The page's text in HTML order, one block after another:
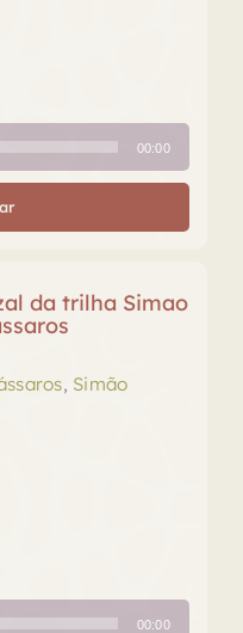
00:00
da trilha Simao
, Simão
00:00